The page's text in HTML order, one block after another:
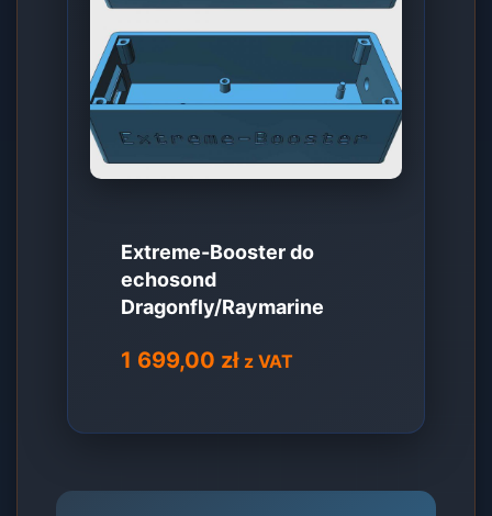
Extreme-Booster do
echosond
Dragonfly/Raymarine
1 699,00 zł z VAT